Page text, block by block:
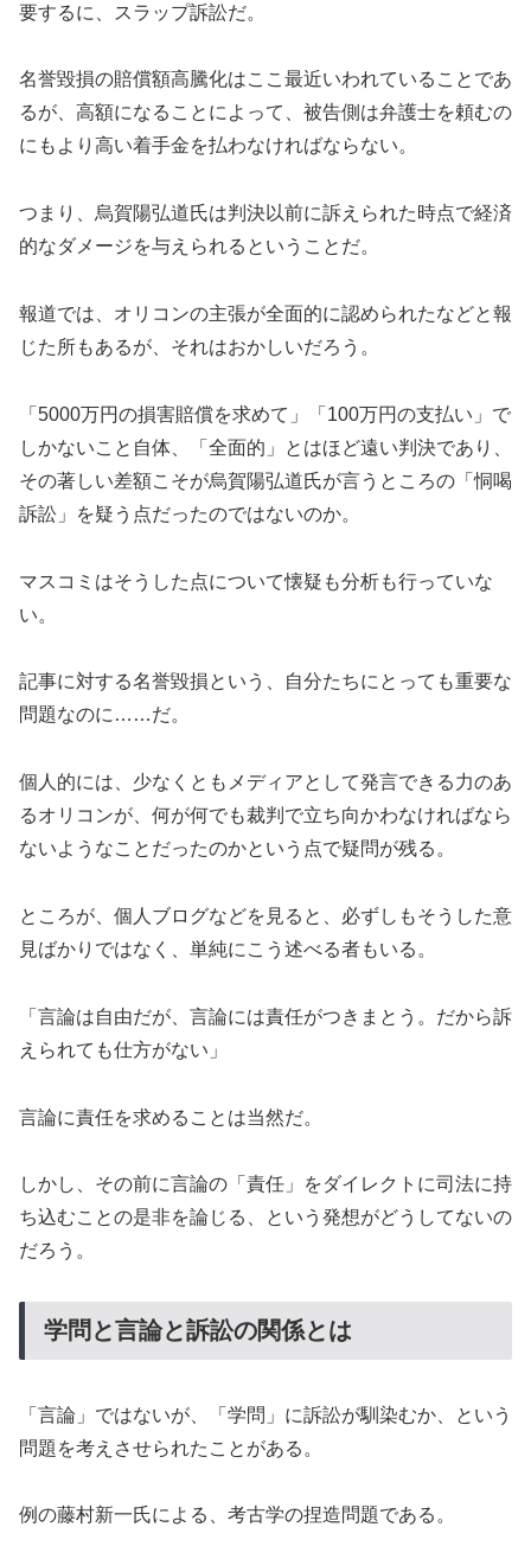
要するに、スラップ訴訟だ。
名誉毀損の賠償額高騰化はここ最近いわれていることであ
るが、高額になることによって、被告側は弁護士を頼むの
にもより高い着手金を払わなければならない。
つまり、烏賀陽弘道氏は判決以前に訴えられた時点で経済
的なダメージを与えられるということだ。
報道では、オリコンの主張が全面的に認められたなどと報
じた所もあるが、それはおかしいだろう。
「5000万円の損害賠償を求めて」「100万円の支払い」で
しかないこと自体、「全面的」とはほど遠い判決であり、
その著しい差額こそが烏賀陽弘道氏が言うところの「恫喝
訴訟」を疑う点だったのではないのか。
マスコミはそうした点について懐疑も分析も行っていな
い。
記事に対する名誉毀損という、自分たちにとっても重要な
問題なのに……だ。
個人的には、少なくともメディアとして発言できる力のあ
るオリコンが、何が何でも裁判で立ち向かわなければなら
ないようなことだったのかという点で疑問が残る。
ところが、個人ブログなどを見ると、必ずしもそうした意
見ばかりではなく、単純にこう述べる者もいる。
「言論は自由だが、言論には責任がつきまとう。だから訴
えられても仕方がない」
言論に責任を求めることは当然だ。
しかし、その前に言論の「責任」をダイレクトに司法に持
ち込むことの是非を論じる、という発想がどうしてないの
だろう。
学問と言論と訴訟の関係とは
「言論」ではないが、「学問」に訴訟が馴染むか、という
問題を考えさせられたことがある。
例の藤村新一氏による、考古学の捏造問題である。